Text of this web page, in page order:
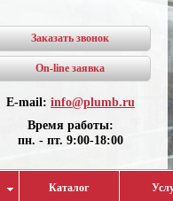
Заказать звонок
On-line заявка
E-mail: info@plumb.ru
Время работы:
пн. - пт. 9:00-18:00
Каталог